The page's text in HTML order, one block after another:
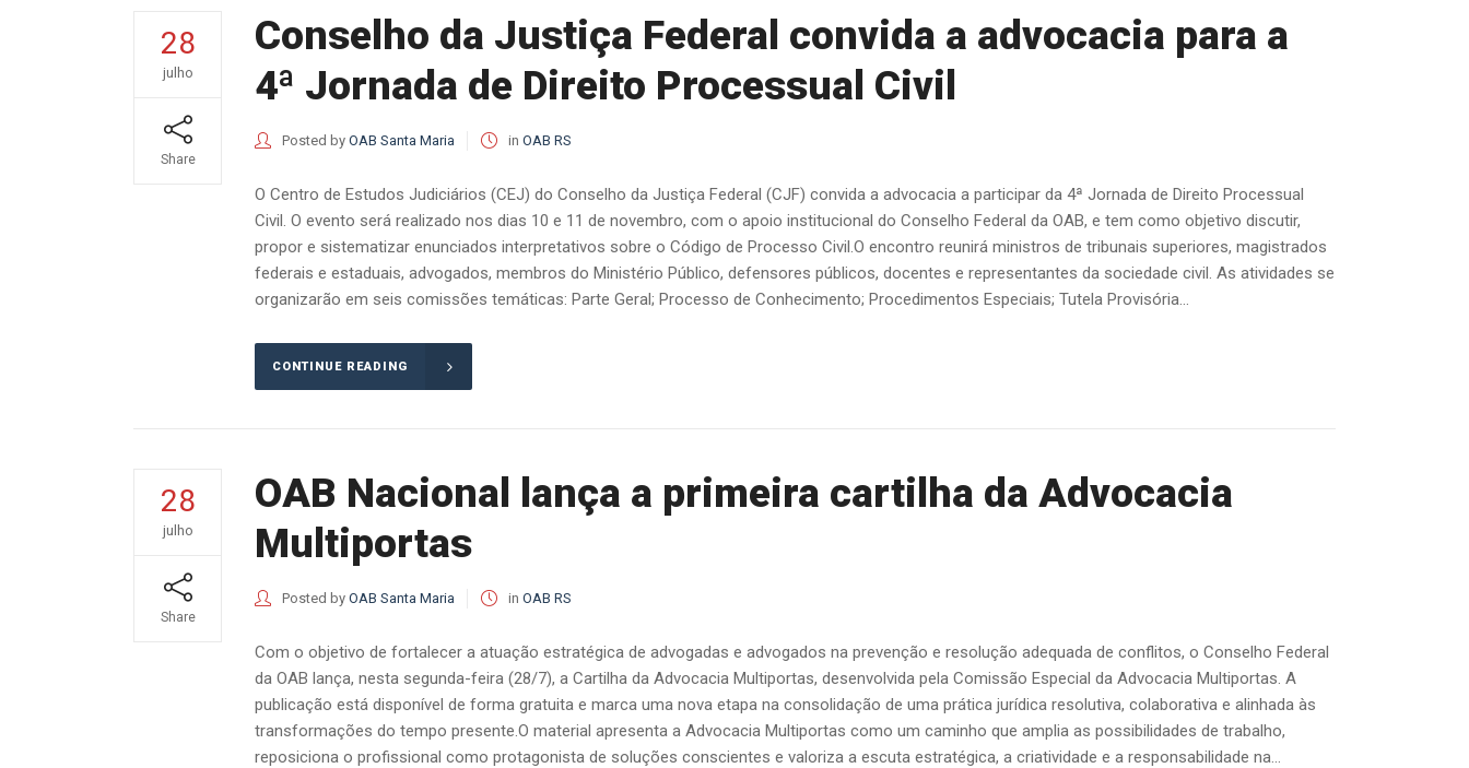
28
julho
Share
Conselho da Justiça Federal convida a advocacia para a
4ª Jornada de Direito Processual Civil
Posted by OAB Santa Maria in OAB RS
O Centro de Estudos Judiciários (CEJ) do Conselho da Justiça Federal (CJF) convida a advocacia a participar da 4ª Jornada de Direito Processual
Civil. O evento será realizado nos dias 10 e 11 de novembro, com o apoio institucional do Conselho Federal da OAB, e tem como objetivo discutir,
propor e sistematizar enunciados interpretativos sobre o Código de Processo Civil.O encontro reunirá ministros de tribunais superiores, magistrados
federais e estaduais, advogados, membros do Ministério Público, defensores públicos, docentes e representantes da sociedade civil. As atividades se
organizarão em seis comissões temáticas: Parte Geral; Processo de Conhecimento; Procedimentos Especiais; Tutela Provisória...
CONTINUE READING
28
julho
Share
OAB Nacional lança a primeira cartilha da Advocacia
Multiportas
Posted by OAB Santa Maria in OAB RS
Com o objetivo de fortalecer a atuação estratégica de advogadas e advogados na prevenção e resolução adequada de conflitos, o Conselho Federal
da OAB lança, nesta segunda-feira (28/7), a Cartilha da Advocacia Multiportas, desenvolvida pela Comissão Especial da Advocacia Multiportas. A
publicação está disponível de forma gratuita e marca uma nova etapa na consolidação de uma prática jurídica resolutiva, colaborativa e alinhada às
transformações do tempo presente.O material apresenta a Advocacia Multiportas como um caminho que amplia as possibilidades de trabalho,
reposiciona o profissional como protagonista de soluções conscientes e valoriza a escuta estratégica, a criatividade e a responsabilidade na...